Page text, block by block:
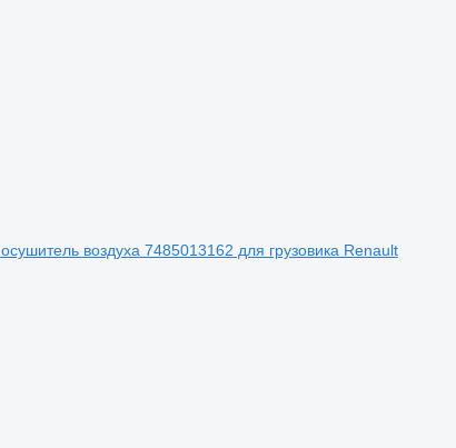
осушитель воздуха 7485013162 для грузовика Renault